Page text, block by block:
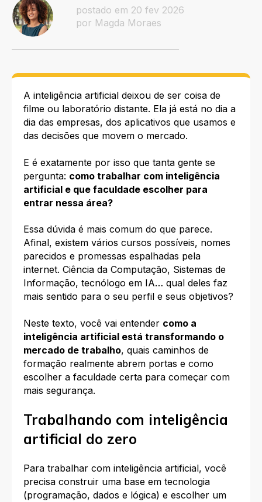
postado em 20 fev 2026
por Magda Moraes
A inteligência artificial deixou de ser coisa de
filme ou laboratório distante. Ela já está no dia a
dia das empresas, dos aplicativos que usamos e
das decisões que movem o mercado.
E é exatamente por isso que tanta gente se
pergunta: como trabalhar com inteligência
artificial e que faculdade escolher para
entrar nessa área?
Essa dúvida é mais comum do que parece.
Afinal, existem vários cursos possíveis, nomes
parecidos e promessas espalhadas pela
internet. Ciência da Computação, Sistemas de
Informação, tecnólogo em IA… qual deles faz
mais sentido para o seu perfil e seus objetivos?
Neste texto, você vai entender como a
inteligência artificial está transformando o
mercado de trabalho, quais caminhos de
formação realmente abrem portas e como
escolher a faculdade certa para começar com
mais segurança.
Trabalhando com inteligência
artificial do zero
Para trabalhar com inteligência artificial, você
precisa construir uma base em tecnologia
(programação, dados e lógica) e escolher um